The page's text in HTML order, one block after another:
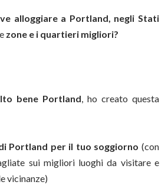
alloggiare a Portland, negli Stati
zone e i quartieri migliori?
bene Portland , ho creato questa
Portland per il tuo soggiorno (con
sui migliori luoghi da visitare e
vicinanze)